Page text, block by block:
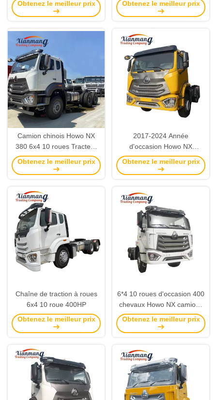
RHD personnalisé
Obtenez le meilleur prix
gauche et sans régulateur
Obtenez le meilleur prix
Camion chinois Howo NX
380 6x4 10 roues Tracteur
camions 400 chevaux
Pouvoir gauche Conduire à
Obtenez le meilleur prix
2017-2024 Année
d'occasion Howo NX
camions tracteurs 371 380
400 chevaux 6x4 10 roues
Obtenez le meilleur prix
Chaîne de traction à roues
6x4 10 roue 400HP
Obtenez le meilleur prix
6*4 10 roues d'occasion 400
chevaux Howo NX camions
tracteurs à cheval avec
fenêtre manuelle WEICHAI
Obtenez le meilleur prix